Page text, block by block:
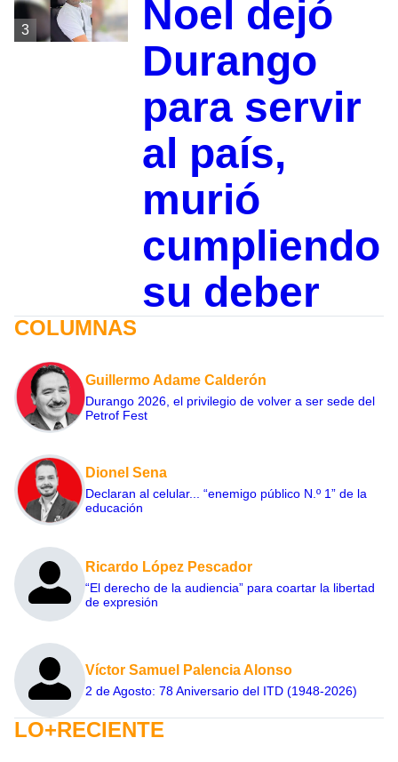
3
Noel dejó
Durango
para servir
al país,
murió
cumpliendo
su deber
COLUMNAS
Guillermo Adame Calderón
Durango 2026, el privilegio de volver a ser sede del
Petrof Fest
Dionel Sena
Declaran al celular... “enemigo público N.º 1” de la
educación
Ricardo López Pescador
“El derecho de la audiencia” para coartar la libertad
de expresión
Víctor Samuel Palencia Alonso
2 de Agosto: 78 Aniversario del ITD (1948-2026)
LO+RECIENTE